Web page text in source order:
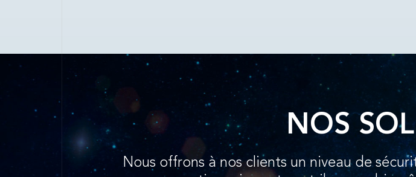
NOS
Nous offrons à nos clients un niveau de